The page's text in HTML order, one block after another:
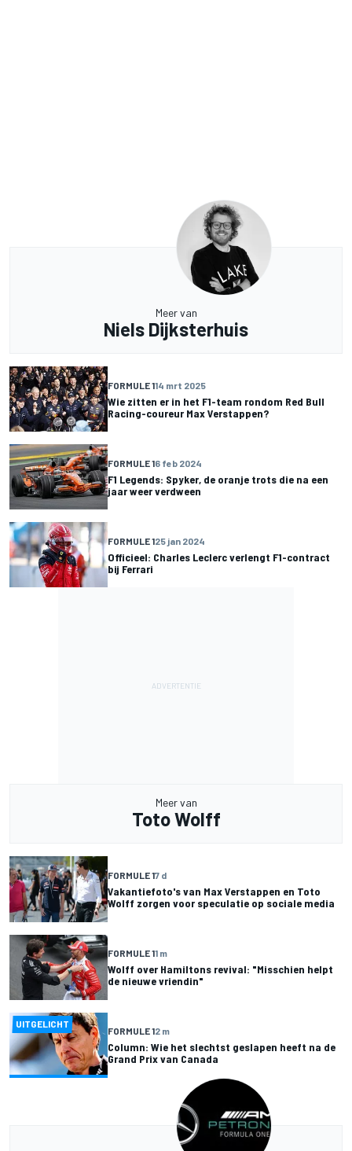
Meer van
Niels Dijksterhuis
FORMULE 114 mrt 2025
Wie zitten er in het F1-team rondom Red Bull
Racing-coureur Max Verstappen?
FORMULE 16 feb 2024
F1 Legends: Spyker, de oranje trots die na een
jaar weer verdween
FORMULE 125 jan 2024
Officieel: Charles Leclerc verlengt F1-contract
bij Ferrari
Meer van
Toto Wolff
FORMULE 17 d
Vakantiefoto's van Max Verstappen en Toto
Wolff zorgen voor speculatie op sociale media
FORMULE 11 m
Wolff over Hamiltons revival: "Misschien helpt
de nieuwe vriendin"
UITGELICHT
FORMULE 12 m
Column: Wie het slechtst geslapen heeft na de
Grand Prix van Canada